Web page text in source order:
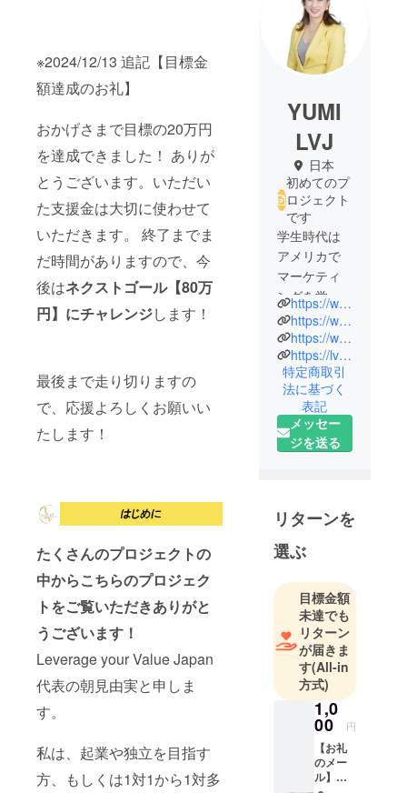
※2024/12/13 追記【目標金
額達成のお礼】
おかげさまで目標の20万円
を達成できました！ ありが
とうございます。いただい
た支援金は大切に使わせて
いただきます。 終了までま
だ時間がありますので、今
後はネクストゴール【80万
円】にチャレンジします！
最後まで走り切りますの
で、応援よろしくお願いい
たします！
たくさんのプロジェクトの
中からこちらのプロジェク
トをご覧いただきありがと
うございます！
Leverage your Value Japan
代表の朝見由実と申しま
す。
私は、起業や独立を目指す
方、もしくは1対1から1対多
YUMI
LVJ
日本
初めてのプ
ロジェクト
です
学生時代は
アメリカで
マーケティ
ングを学
ぶ。
新卒で
（株）イン
テリジェン
ス(現
PERSOL)に
入社し営業
経験を経て
ネッセコー
ン傘下(当時)
ツ・ジャパ
ンに転職し
法人営業、
研修講座企
画をはじめ
社内業務統
括に従事。
在職10年で
延50社に研
修や講座を
https://www.facebook.com/kanetaka.yumi
https://www.facebook.com/profile.php?id=61566840564815
https://www.instagram.com/yumiasami_coach
https://lvjapan.net/
特定商取引
法に基づく
表記
メッセー
ジを送る
リターンを
選ぶ
目標金額
未達でも
リターン
が届きま
す(All-in
方式)
1,0
00 円
【お礼
のメー
ル】